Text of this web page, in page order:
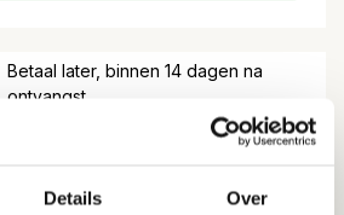
Details Over
Betaal later, binnen 14 dagen na
ontvangst
vanaf EUR 100,-